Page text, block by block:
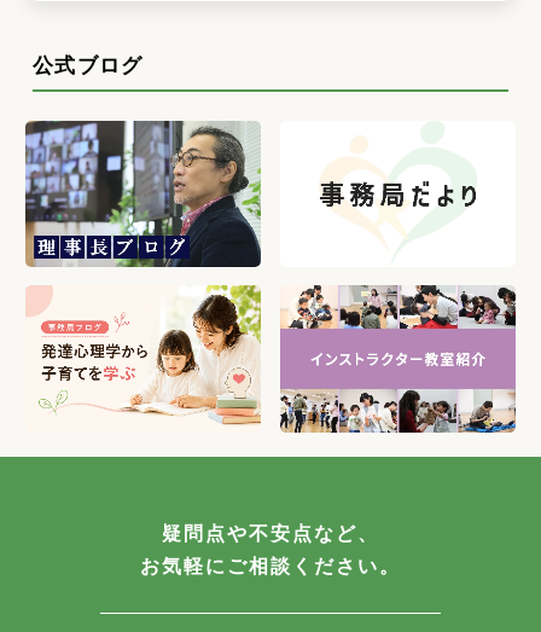
公式ブログ
疑問点や不安点など、
お気軽にご相談ください。